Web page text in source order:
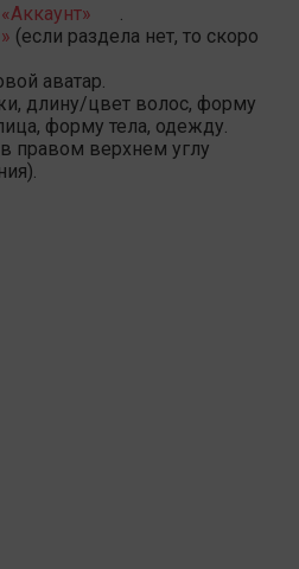
«Аккаунт»
(если раздела нет, то скоро
аватар.
длину/цвет волос, форму
форму тела, одежду.
в правом верхнем углу